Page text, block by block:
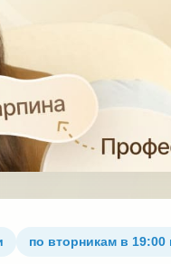
по вторникам в 19:00